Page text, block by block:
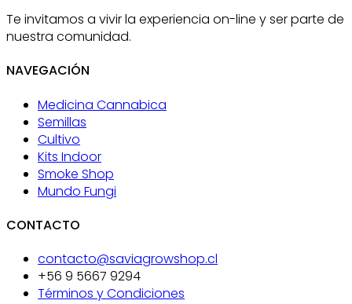
Te invitamos a vivir la experiencia on-line y ser parte de
nuestra comunidad.
NAVEGACIÓN
Medicina Cannabica
Semillas
Cultivo
Kits Indoor
Smoke Shop
Mundo Fungi
CONTACTO
contacto@saviagrowshop.cl
+56 9 5667 9294
Términos y Condiciones